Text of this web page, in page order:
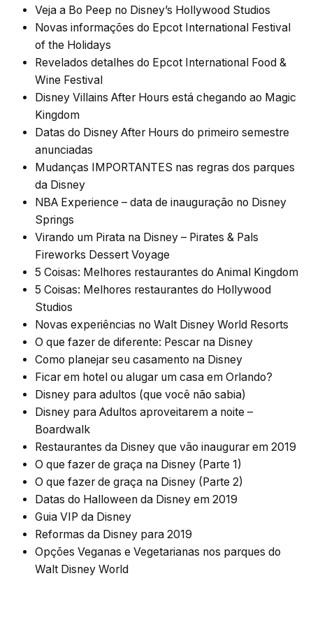
Veja a Bo Peep no Disney’s Hollywood Studios
Novas informações do Epcot International Festival
of the Holidays
Revelados detalhes do Epcot International Food &
Wine Festival
Disney Villains After Hours está chegando ao Magic
Kingdom
Datas do Disney After Hours do primeiro semestre
anunciadas
Mudanças IMPORTANTES nas regras dos parques
da Disney
NBA Experience – data de inauguração no Disney
Springs
Virando um Pirata na Disney – Pirates & Pals
Fireworks Dessert Voyage
5 Coisas: Melhores restaurantes do Animal Kingdom
5 Coisas: Melhores restaurantes do Hollywood
Studios
Novas experiências no Walt Disney World Resorts
O que fazer de diferente: Pescar na Disney
Como planejar seu casamento na Disney
Ficar em hotel ou alugar um casa em Orlando?
Disney para adultos (que você não sabia)
Disney para Adultos aproveitarem a noite –
Boardwalk
Restaurantes da Disney que vão inaugurar em 2019
O que fazer de graça na Disney (Parte 1)
O que fazer de graça na Disney (Parte 2)
Datas do Halloween da Disney em 2019
Guia VIP da Disney
Reformas da Disney para 2019
Opções Veganas e Vegetarianas nos parques do
Walt Disney World